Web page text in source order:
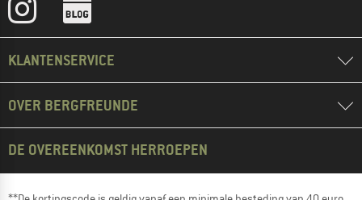
KLANTENSERVICE
OVER BERGFREUNDE
DE OVEREENKOMST HERROEPEN